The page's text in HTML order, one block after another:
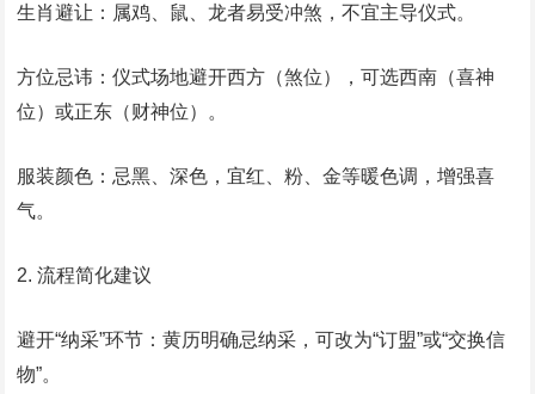
生肖避让：属鸡、鼠、龙者易受冲煞，不宜主导仪式。
方位忌讳：仪式场地避开西方（煞位），可选西南（喜神
位）或正东（财神位）。
服装颜色：忌黑、深色，宜红、粉、金等暖色调，增强喜
气。
2. 流程简化建议
避开“纳采”环节：黄历明确忌纳采，可改为“订盟”或“交换信
物”。